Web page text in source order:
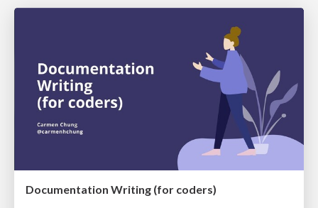
Documentation Writing (for coders)